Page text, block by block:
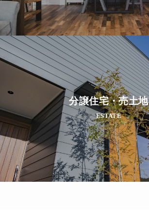
分譲住宅・売土地
ESTATE